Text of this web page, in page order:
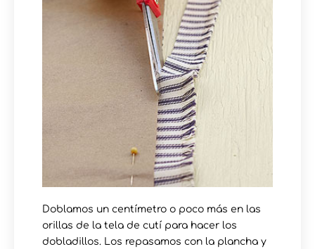
Doblamos un centímetro o poco más en las
orillas de la tela de cutí para hacer los
dobladillos. Los repasamos con la plancha y